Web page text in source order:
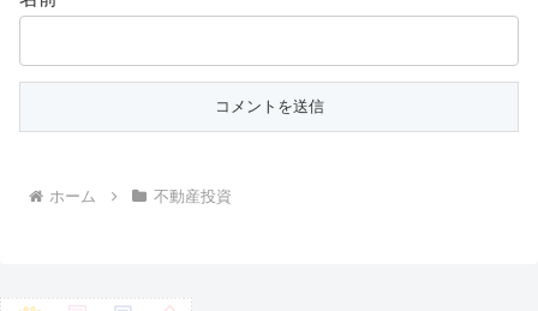
ホーム 不動産投資